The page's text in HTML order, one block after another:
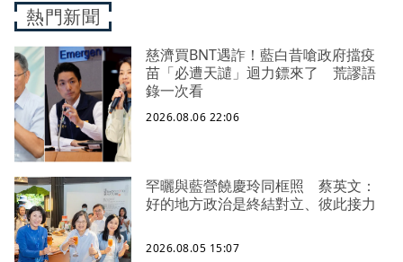
熱門新聞
慈濟買BNT遇詐！藍白昔嗆政府擋疫
苗「必遭天譴」迴力鏢來了 荒謬語
錄一次看
2026.08.06 22:06
罕曬與藍營饒慶玲同框照 蔡英文：
好的地方政治是終結對立、彼此接力
2026.08.05 15:07